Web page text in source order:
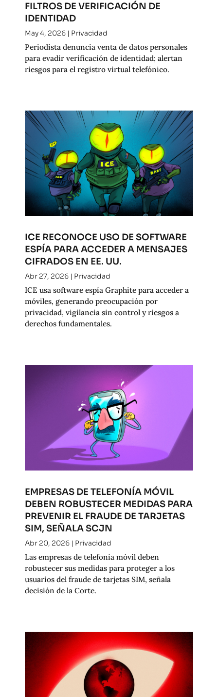
FILTROS DE VERIFICACIÓN DE
IDENTIDAD
May 4, 2026| Privacidad
Periodista denuncia venta de datos personales
para evadir verificación de identidad; alertan
riesgos para el registro virtual telefónico.
ICE RECONOCE USO DE SOFTWARE
ESPÍA PARA ACCEDER A MENSAJES
CIFRADOS EN EE. UU.
Abr 27, 2026| Privacidad
ICE usa software espía Graphite para acceder a
móviles, generando preocupación por
privacidad, vigilancia sin control y riesgos a
derechos fundamentales.
EMPRESAS DE TELEFONÍA MÓVIL
DEBEN ROBUSTECER MEDIDAS PARA
PREVENIR EL FRAUDE DE TARJETAS
SIM, SEÑALA SCJN
Abr 20, 2026| Privacidad
Las empresas de telefonía móvil deben
robustecer sus medidas para proteger a los
usuarios del fraude de tarjetas SIM, señala
decisión de la Corte.